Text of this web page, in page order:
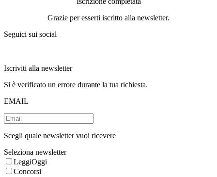
Grazie per esserti iscritto alla newsletter.
Seguici sui social
Iscriviti alla newsletter
Si è verificato un errore durante la tua richiesta.
EMAIL
Scegli quale newsletter vuoi ricevere
Seleziona newsletter
LeggiOggi
Concorsi